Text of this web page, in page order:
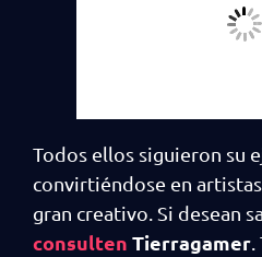
Todos ellos siguieron su
convirtiéndose en
gran creativo. Si desean
consulten Tierragamer.